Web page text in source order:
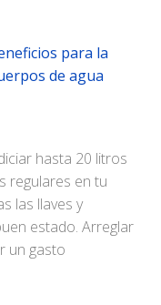
para la
de agua
hasta 20 litros
regulares en tu
las llaves y
estado. Arreglar
un gasto